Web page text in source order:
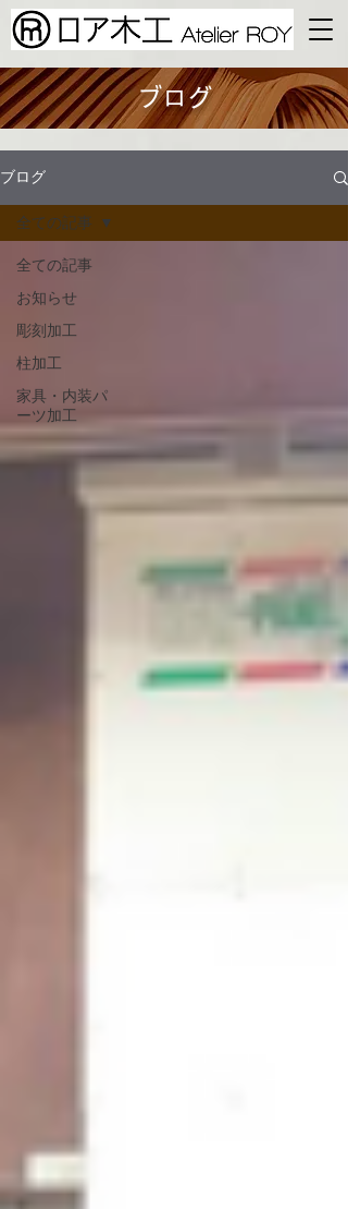
ブログ
ブログ
全ての記事
お知らせ
彫刻加工
柱加工
家具・内装​パ
ーツ加工
全ての記事